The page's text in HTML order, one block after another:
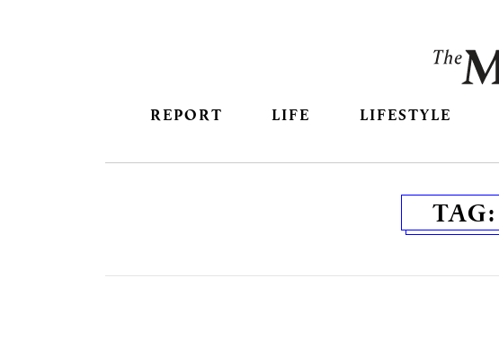
REPORT LIFE LIFESTYLE
TAG: